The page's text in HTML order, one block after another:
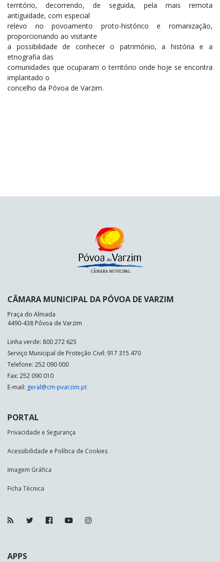
território, decorrendo, de seguida, pela mais remota
antiguidade, com especial
relevo no povoamento proto-histórico e romanização,
proporcionando ao visitante
a possibilidade de conhecer o património, a história e a
etnografia das
comunidades que ocuparam o território onde hoje se encontra
implantado o
concelho da Póvoa de Varzim.
CÂMARA MUNICIPAL DA PÓVOA DE VARZIM
Praça do Almada
4490-438 Póvoa de Varzim
Linha verde: 800 272 625
Serviço Municipal de Proteção Civil: 917 315 470
Telefone: 252 090 000
Fax: 252 090 010
E-mail: geral@cm-pvarzim.pt
PORTAL
Privacidade e Segurança
Acessibilidade e Política de Cookies
Imagem Gráfica
Ficha Técnica
APPS